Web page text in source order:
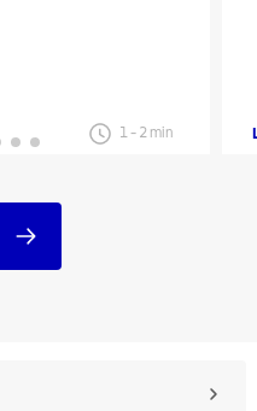
1- 2 min